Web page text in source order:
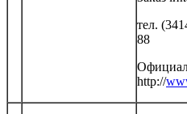
тел.
88
http://